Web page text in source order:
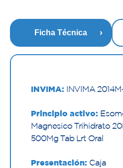
Ficha Técnica
INVIMA: INVIMA
Principio activo:
Magnesico Trihidrato
500Mg Tab Lrt Oral
Presentación: Caja